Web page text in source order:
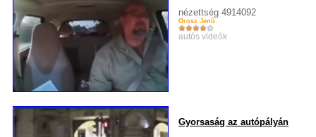
nézettség 4914092
Orosz Jenõ
autós videók
Gyorsaság az autópályán